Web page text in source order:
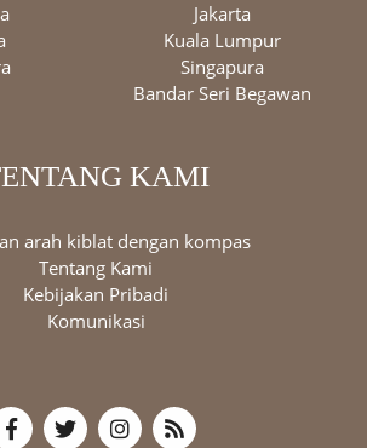
Jakarta
Kuala Lumpur
Singapura
Bandar Seri Begawan
KAMI
arah kiblat dengan kompas
Tentang Kami
Kebijakan Pribadi
Komunikasi